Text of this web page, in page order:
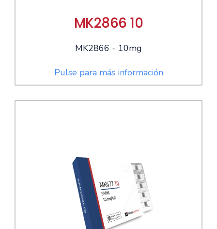
MK2866 10
MK2866 - 10mg
Pulse para más información